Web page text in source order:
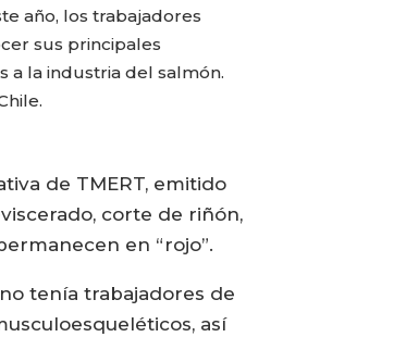
año, los trabajadores
sus principales
a la industria del salmón.
de TMERT, emitido
corte de riñón,
en “rojo”.
tenía trabajadores de
así